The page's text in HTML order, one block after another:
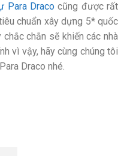
Para Draco cũng được rất
chuẩn xây dựng 5* quốc
chắn sẽ khiến các nhà
vì vậy, hãy cùng chúng tôi
Draco nhé.